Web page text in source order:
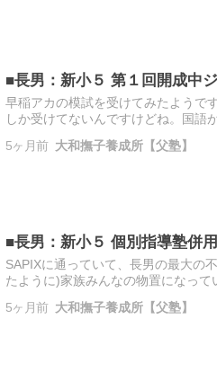
■長男：新小５ 第１回開成中
早稲アカの模試を受けてみたようで
しか受けてないんですけどね。国語
説…
5ヶ月前 大和撫子養成所【父塾】
■長男：新小５ 個別指導塾併
SAPIXに通っていて、長男の最大の
たように)家族みんなの物置になって
5ヶ月前 大和撫子養成所【父塾】